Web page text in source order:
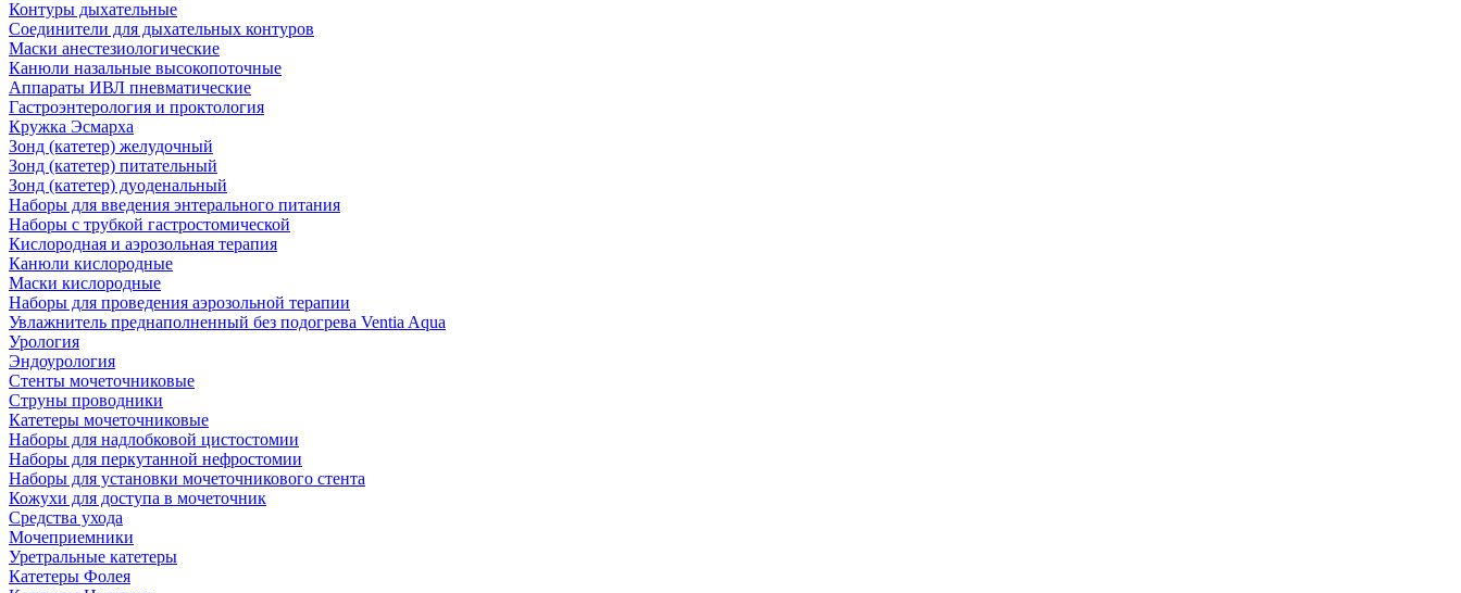
Контуры дыхательные
Соединители для дыхательных контуров
Маски анестезиологические
Канюли назальные высокопоточные
Аппараты ИВЛ пневматические
Гастроэнтерология и проктология
Кружка Эсмарха
Зонд (катетер) желудочный
Зонд (катетер) питательный
Зонд (катетер) дуоденальный
Наборы для введения энтерального питания
Наборы с трубкой гастростомической
Кислородная и аэрозольная терапия
Канюли кислородные
Маски кислородные
Наборы для проведения аэрозольной терапии
Увлажнитель преднаполненный без подогрева Ventia Aqua
Урология
Эндоурология
Стенты мочеточниковые
Струны проводники
Катетеры мочеточниковые
Наборы для надлобковой цистостомии
Наборы для перкутанной нефростомии
Наборы для установки мочеточникового стента
Кожухи для доступа в мочеточник
Средства ухода
Мочеприемники
Уретральные катетеры
Катетеры Фолея